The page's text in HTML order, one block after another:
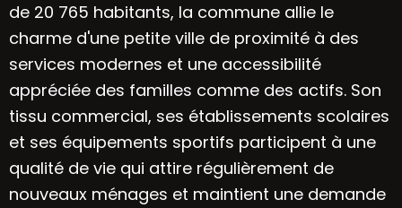
de 20 765 habitants, la commune allie le
charme d'une petite ville de proximité à des
services modernes et une accessibilité
appréciée des familles comme des actifs. Son
tissu commercial, ses établissements scolaires
et ses équipements sportifs participent à une
qualité de vie qui attire régulièrement de
nouveaux ménages et maintient une demande